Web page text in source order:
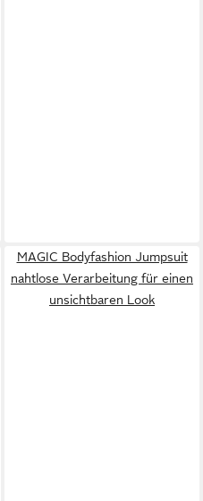
MAGIC Bodyfashion Jumpsuit
nahtlose Verarbeitung für einen
unsichtbaren Look